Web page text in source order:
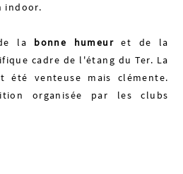
indoor.
la bonne humeur et de la
cadre de l'étang du Ter. La
été venteuse mais clémente.
organisée par les clubs